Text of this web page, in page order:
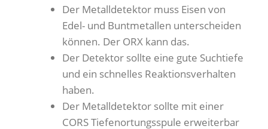
Der Metalldetektor muss Eisen von
Edel- und Buntmetallen unterscheiden
können. Der ORX kann das.
Der Detektor sollte eine gute Suchtiefe
und ein schnelles Reaktionsverhalten
haben.
Der Metalldetektor sollte mit einer
CORS Tiefenortungsspule erweiterbar